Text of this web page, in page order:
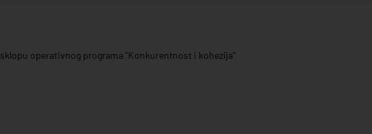
operativnog programa "Konkurentnost i kohezija"